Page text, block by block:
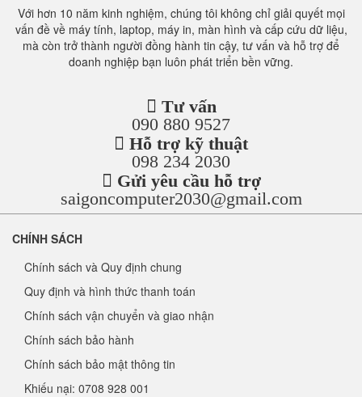
Với hơn 10 năm kinh nghiệm, chúng tôi không chỉ giải quyết mọi
vấn đề về máy tính, laptop, máy in, màn hình và cấp cứu dữ liệu,
mà còn trở thành người đồng hành tin cậy, tư vấn và hỗ trợ để
doanh nghiệp bạn luôn phát triển bền vững.
Tư vấn
090 880 9527
Hỗ trợ kỹ thuật
098 234 2030
Gửi yêu cầu hỗ trợ
saigoncomputer2030@gmail.com
CHÍNH SÁCH
Chính sách và Quy định chung
Quy định và hình thức thanh toán
Chính sách vận chuyển và giao nhận
Chính sách bảo hành
Chính sách bảo mật thông tin
Khiếu nại: 0708 928 001